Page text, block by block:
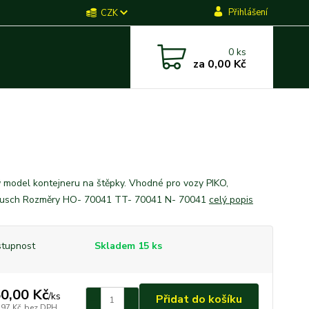
CZK Přihlášení
0ks
za 0,00 Kč
kontejneru na štěpky. Vhodné pro vozy PIKO,
Rozměry HO- 70041 TT- 70041 N- 70041 celý popis
Skladem 15 ks
Kč/ks Přidat do košíku